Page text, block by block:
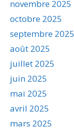
novembre 2025
octobre 2025
septembre 2025
août 2025
juillet 2025
juin 2025
mai 2025
avril 2025
mars 2025